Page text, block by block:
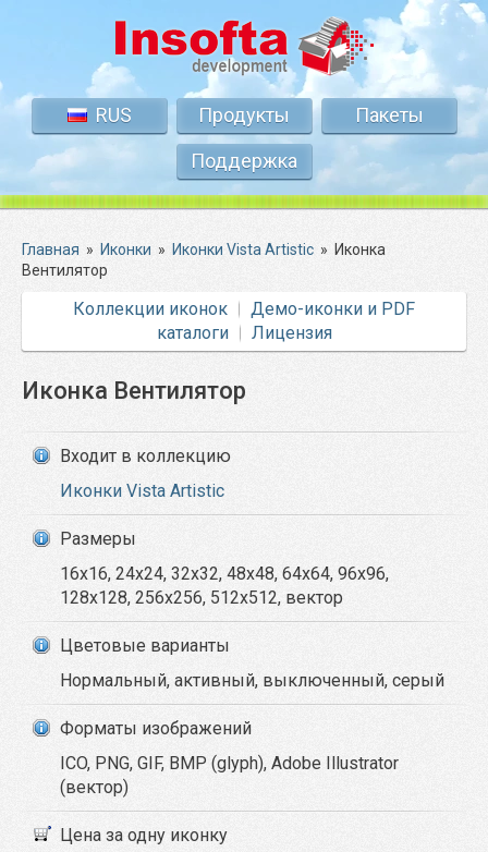
RUS Продукты
Пакеты
Поддержка
Главная » Иконки » Иконки Vista Artistic » Иконка
Вентилятор
Коллекции иконок
Демо-иконки и PDF
каталоги
Лицензия
Иконка Вентилятор
Входит в коллекцию
Иконки Vista Artistic
Размеры
16x16, 24x24, 32x32, 48x48, 64x64, 96x96,
128x128, 256x256, 512x512, вектор
Цветовые варианты
Нормальный, активный, выключенный, серый
Форматы изображений
ICO, PNG, GIF, BMP (glyph), Adobe Illustrator
(вектор)
Цена за одну иконку